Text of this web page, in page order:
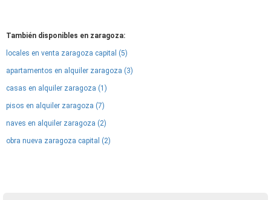
También disponibles en zaragoza:
locales en venta zaragoza capital (5)
apartamentos en alquiler zaragoza (3)
casas en alquiler zaragoza (1)
pisos en alquiler zaragoza (7)
naves en alquiler zaragoza (2)
obra nueva zaragoza capital (2)